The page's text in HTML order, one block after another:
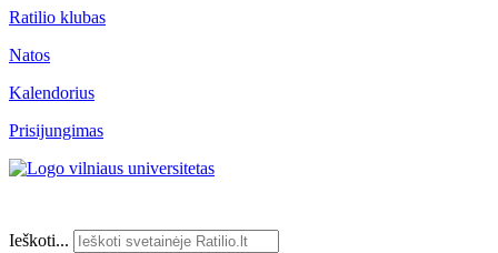
Ratilio klubas
Natos
Kalendorius
Prisijungimas
Ieškoti...